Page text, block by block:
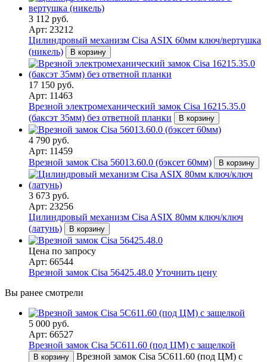
3 112 руб.
Арт: 23212
Цилиндровый механизм Cisa ASIX 60мм ключ/вертушка
(никель)
В корзину
17 150 руб.
Арт: 11463
Врезной электромеханический замок Cisa 16215.35.0
(баксэт 35мм) без ответной планки
В корзину
4 790 руб.
Арт: 11459
Врезной замок Cisa 56013.60.0 (бэксет 60мм)
В корзину
3 673 руб.
Арт: 23256
Цилиндровый механизм Cisa ASIX 80мм ключ/ключ
(латунь)
В корзину
Цена по запросу
Арт: 66544
Врезной замок Cisa 56425.48.0 Уточнить цену
Вы ранее смотрели
5 000 руб.
Арт: 66527
Врезной замок Cisa 5С611.60 (под ЦМ) с защелкой
В корзину
Врезной замок Cisa 5С611.60 (под ЦМ) с